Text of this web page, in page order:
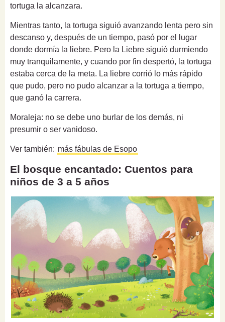
tortuga la alcanzara.
Mientras tanto, la tortuga siguió avanzando lenta pero sin
descanso y, después de un tiempo, pasó por el lugar
donde dormía la liebre. Pero la Liebre siguió durmiendo
muy tranquilamente, y cuando por fin despertó, la tortuga
estaba cerca de la meta. La liebre corrió lo más rápido
que pudo, pero no pudo alcanzar a la tortuga a tiempo,
que ganó la carrera.
Moraleja: no se debe uno burlar de los demás, ni
presumir o ser vanidoso.
Ver también: más fábulas de Esopo
El bosque encantado: Cuentos para
niños de 3 a 5 años